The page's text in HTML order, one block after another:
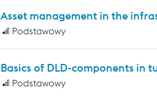
Asset management in the
Podstawowy
Basics of DLD-components in
Podstawowy